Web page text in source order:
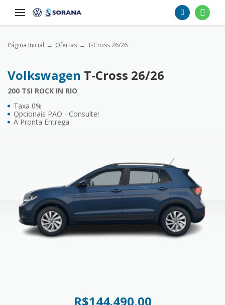
Página Inicial Ofertas T-Cross 26/26
Volkswagen T-Cross 26/26
200 TSI ROCK IN RIO
Taxa 0%
Opcionais PAO - Consulte!
Á Pronta Entrega
R$144.490,00